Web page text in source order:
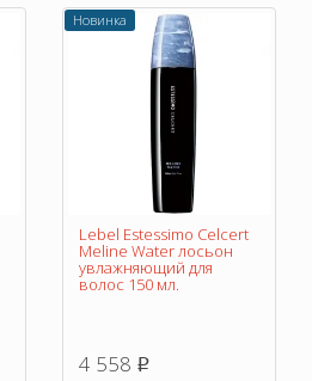
Новинка
Lebel Estessimo Celcert
Meline Water лосьон
увлажняющий для
волос 150 мл.
4 558 p